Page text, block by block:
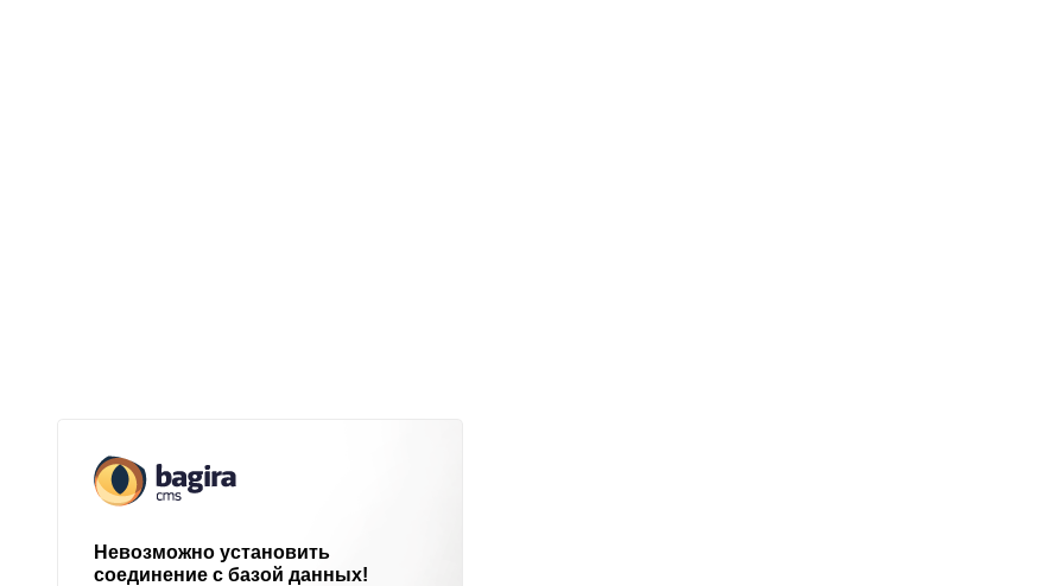
Невозможно установить
соединение с базой данных!